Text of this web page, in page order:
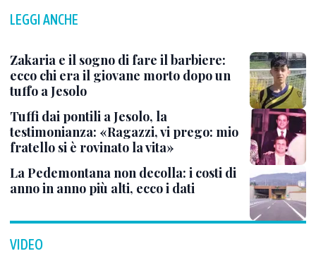
LEGGI ANCHE
Zakaria e il sogno di fare il barbiere:
ecco chi era il giovane morto dopo un
tuffo a Jesolo
Tuffi dai pontili a Jesolo, la
testimonianza: «Ragazzi, vi prego: mio
fratello si è rovinato la vita»
La Pedemontana non decolla: i costi di
anno in anno più alti, ecco i dati
VIDEO